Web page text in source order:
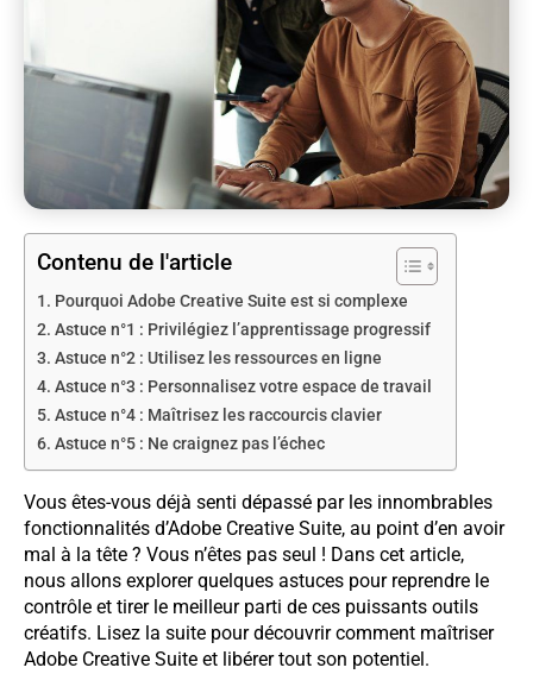
Contenu de l'article
Pourquoi Adobe Creative Suite est si complexe
Astuce n°1 : Privilégiez l’apprentissage progressif
Astuce n°2 : Utilisez les ressources en ligne
Astuce n°3 : Personnalisez votre espace de travail
Astuce n°4 : Maîtrisez les raccourcis clavier
Astuce n°5 : Ne craignez pas l’échec
Vous êtes-vous déjà senti dépassé par les innombrables
fonctionnalités d’Adobe Creative Suite, au point d’en avoir
mal à la tête ? Vous n’êtes pas seul ! Dans cet article,
nous allons explorer quelques astuces pour reprendre le
contrôle et tirer le meilleur parti de ces puissants outils
créatifs. Lisez la suite pour découvrir comment maîtriser
Adobe Creative Suite et libérer tout son potentiel.